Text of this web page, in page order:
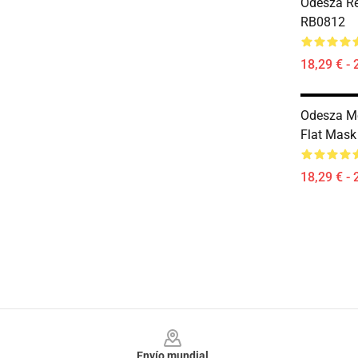
RB0812
18,29 € -
Odesza
Flat
18,29 € -